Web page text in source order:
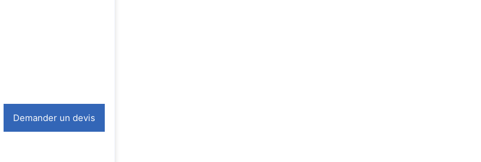
Demander un devis